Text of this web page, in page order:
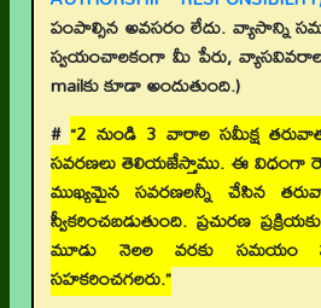
పంపాల్సిన అవసరం లేదు. వ్యాసాన్ని
స్వయంచాలకంగా మీ పేరు,
mailకు కూడా అందుతుంది.)
# “2 నుండి 3 వారాల సమీక్ష
సవరణలు తెలియజేస్తాము. ఈ విధంగా
ముఖ్యమైన సవరణలన్నీ చేసిన
స్వీకరించబడుతుంది. ప్రచురణ
మూడు నెలల వరకు సమయం
సహకరించగలరు.”